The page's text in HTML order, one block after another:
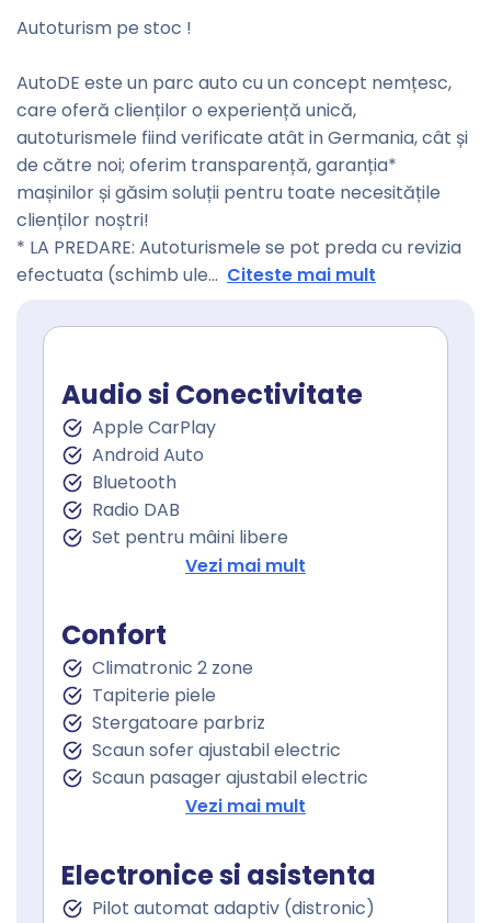
Autoturism pe stoc !
AutoDE este un parc auto cu un concept nemțesc,
care oferă clienților o experiență unică,
autoturismele fiind verificate atât in Germania, cât și
de către noi; oferim transparență, garanția*
mașinilor și găsim soluții pentru toate necesitățile
clienților noștri!
* LA PREDARE: Autoturismele se pot preda cu revizia
efectuata (schimb ule... Citeste mai mult
Audio si Conectivitate
Apple CarPlay
Android Auto
Bluetooth
Radio DAB
Set pentru mâini libere
Touchscreen
Vezi mai mult
Confort
Climatronic 2 zone
Tapiterie piele
Stergatoare parbriz
Scaun sofer ajustabil electric
Scaun pasager ajustabil electric
Scaune sport
Cotiera spate
Volan de piele
Volan cu comenzi
Vezi mai mult
Electronice si asistenta
Pilot automat adaptiv (distronic)